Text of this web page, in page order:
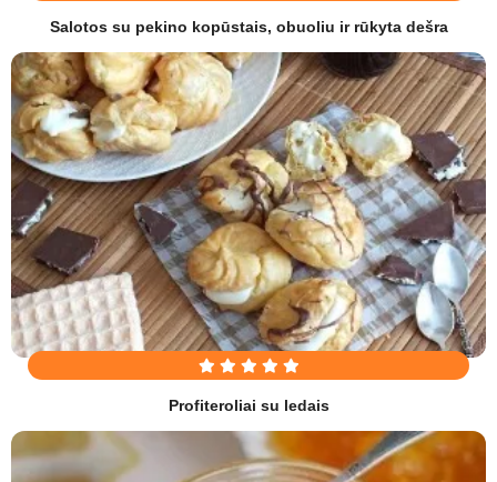
Salotos su pekino kopūstais, obuoliu ir rūkyta dešra
Profiteroliai su ledais